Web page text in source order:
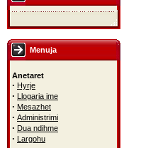
Menuja
Anetaret
· Hyrje
· Llogaria ime
· Mesazhet
· Administrimi
· Dua ndihme
· Largohu